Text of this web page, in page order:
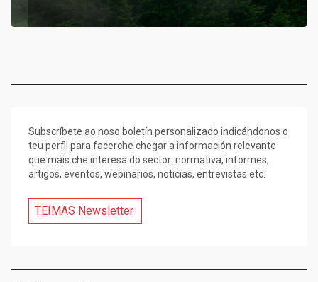
Subscríbete ao noso boletín personalizado indicándonos o
teu perfil para facerche chegar a información relevante
que máis che interesa do sector: normativa, informes,
artigos, eventos, webinarios, noticias, entrevistas etc.
TEIMAS Newsletter